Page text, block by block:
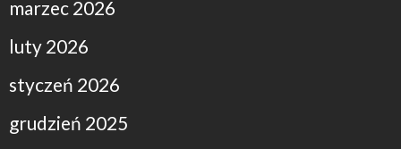
marzec 2026
luty 2026
styczeń 2026
grudzień 2025